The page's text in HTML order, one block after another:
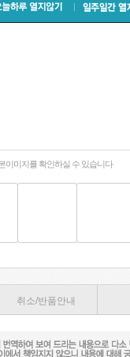
이미지를 확인하실 수 있습니다
취소/반품안내